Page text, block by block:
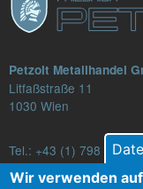
Petzolt Metallhandel
Litfaßstraße 11
1030 Wien
Tel.: +43 (1) 798 82
E-Mail:
Wir verwenden